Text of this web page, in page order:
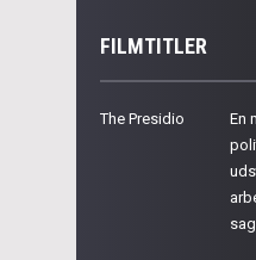
FILMTITLER
The Presidio
En
sag.